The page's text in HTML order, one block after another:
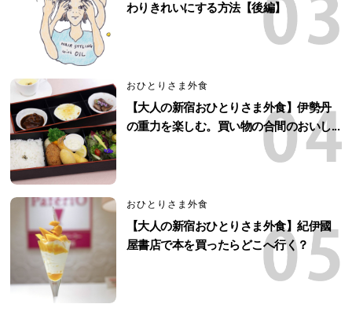
わりきれいにする方法【後編】
おひとりさま外食
【大人の新宿おひとりさま外食】伊勢丹
の重力を楽しむ。買い物の合間のおいし...
おひとりさま外食
【大人の新宿おひとりさま外食】紀伊國
屋書店で本を買ったらどこへ行く？